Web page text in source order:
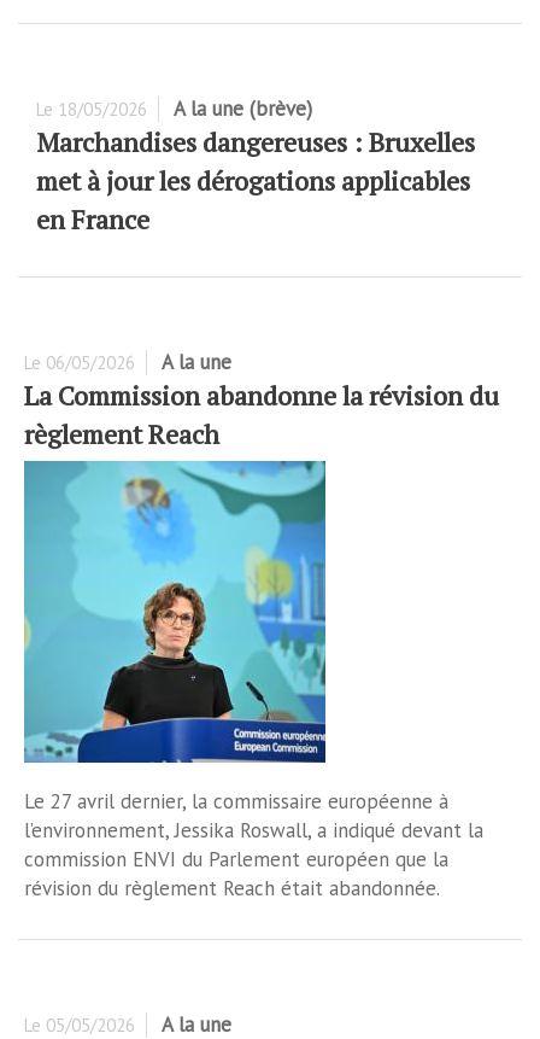
Le 18/05/2026 A la une (brève)
Marchandises dangereuses : Bruxelles
met à jour les dérogations applicables
en France
Le 06/05/2026 A la une
La Commission abandonne la révision du
règlement Reach
Le 27 avril dernier, la commissaire européenne à
l’environnement, Jessika Roswall, a indiqué devant la
commission ENVI du Parlement européen que la
révision du règlement Reach était abandonnée.
Le 05/05/2026 A la une